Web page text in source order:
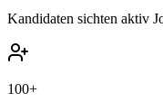
Kandidaten sichten aktiv
100+